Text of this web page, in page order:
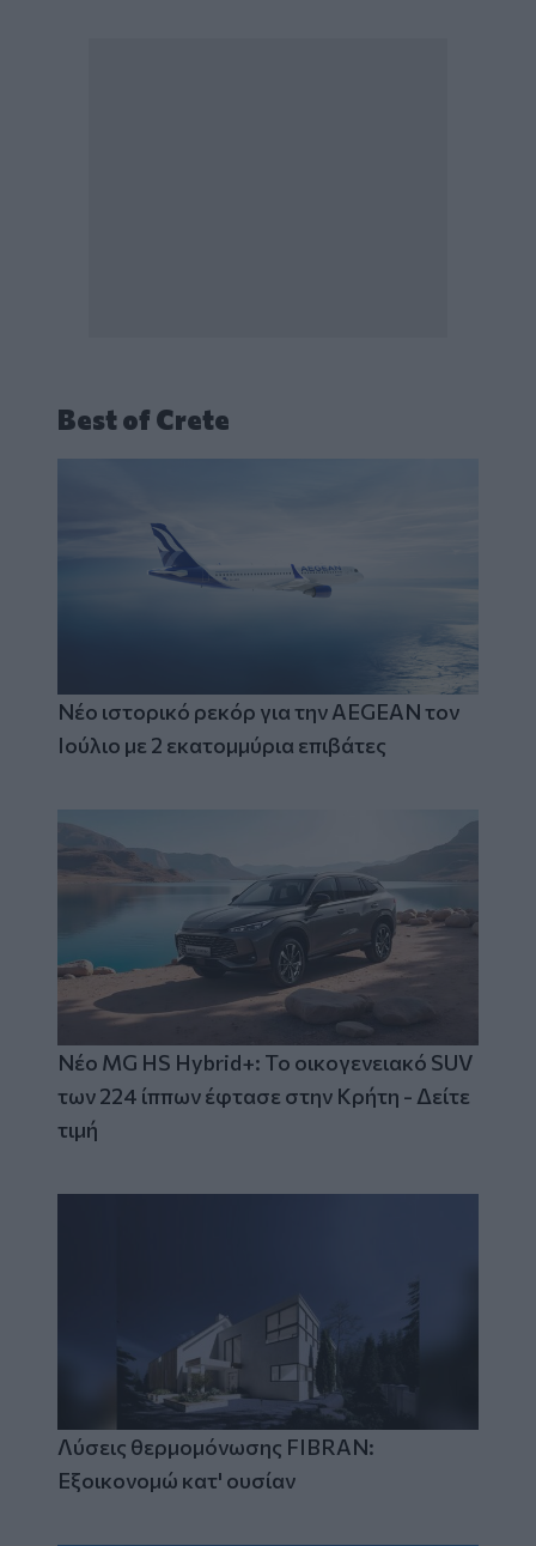
Best of Crete
Νέο ιστορικό ρεκόρ για την AEGEAN τον
Ιούλιο με 2 εκατομμύρια επιβάτες
Νέο MG HS Hybrid+: Το οικογενειακό SUV
των 224 ίππων έφτασε στην Κρήτη - Δείτε
τιμή
Λύσεις θερμομόνωσης FIBRAN:
Εξοικονομώ κατ' ουσίαν